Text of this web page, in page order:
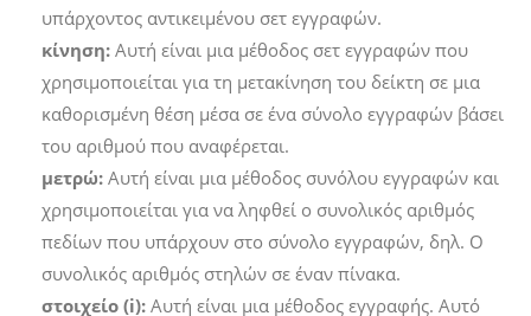
υπάρχοντος αντικειμένου σετ εγγραφών.
κίνηση: Αυτή είναι μια μέθοδος σετ εγγραφών που
χρησιμοποιείται για τη μετακίνηση του δείκτη σε μια
καθορισμένη θέση μέσα σε ένα σύνολο εγγραφών βάσει
του αριθμού που αναφέρεται.
μετρώ: Αυτή είναι μια μέθοδος συνόλου εγγραφών και
χρησιμοποιείται για να ληφθεί ο συνολικός αριθμός
πεδίων που υπάρχουν στο σύνολο εγγραφών, δηλ. Ο
συνολικός αριθμός στηλών σε έναν πίνακα.
στοιχείο (i): Αυτή είναι μια μέθοδος εγγραφής. Αυτό